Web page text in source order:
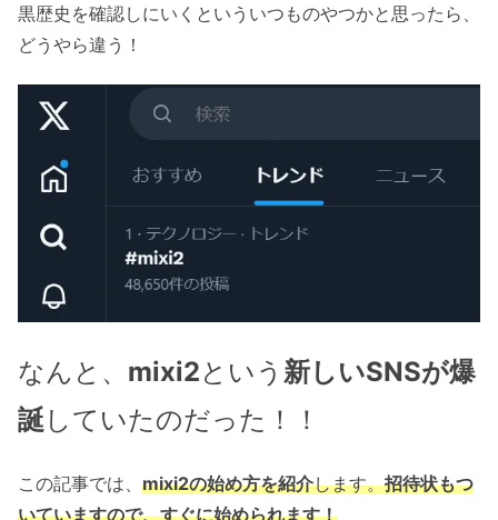
黒歴史を確認しにいくといういつものやつかと思ったら、
どうやら違う！
なんと、 mixi2という 新しいSNSが爆
誕 していたのだった！！
この記事では、 mixi2の始め方を紹介します。招待状もつ
いていますので、すぐに始められます！